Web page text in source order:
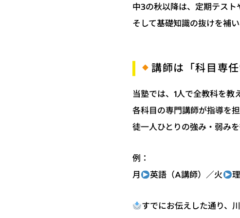
中3の秋以降は、定期テスト
そして基礎知識の抜けを補
講師は「科目専
当塾では、1人で全教科を教
各科目の専門講師が指導を
徒一人ひとりの強み・弱み
例：
月 英語（A講師）／火
すでにお伝えした通り、